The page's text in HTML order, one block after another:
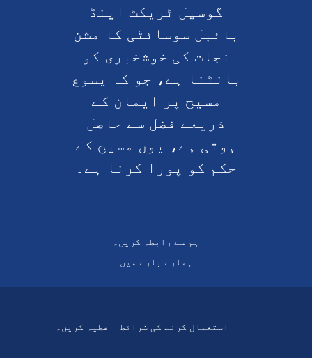
گوسپل ٹریکٹ اینڈ
بائبل سوسائٹی کا مشن
نجات کی خوشخبری کو
بانٹنا ہے، جو کہ یسوع
مسیح پر ایمان کے
ذریعے فضل سے حاصل
ہوتی ہے، یوں مسیح کے
حکم کو پورا کرنا ہے۔
ہم سے رابطہ کریں۔
ہمارے بارے میں
عطیہ کریں۔ استعمال کرنے کی شرائط